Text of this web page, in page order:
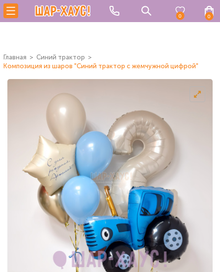
0 0
Главная
Синий трактор
Композиция из шаров "Синий трактор с жемчужной цифрой"